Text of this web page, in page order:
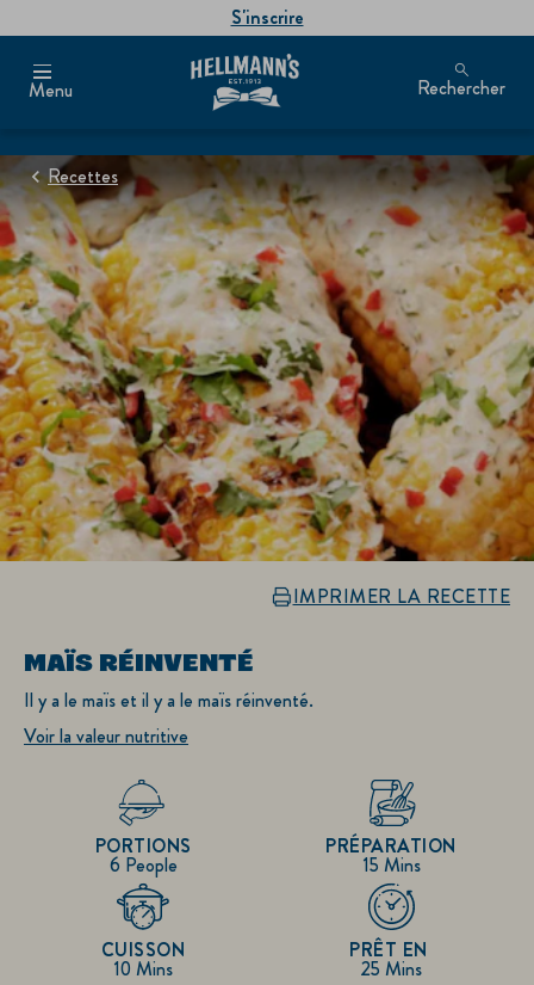
S'inscrire
Menu Rechercher
Recettes
IMPRIMER LA RECETTE
MAÏS RÉINVENTÉ
Il y a le maïs et il y a le maïs réinventé.
Voir la valeur nutritive
6 People
PORTIONS
15 Mins
PRÉPARATION
10 Mins
CUISSON
25 Mins
PRÊT EN